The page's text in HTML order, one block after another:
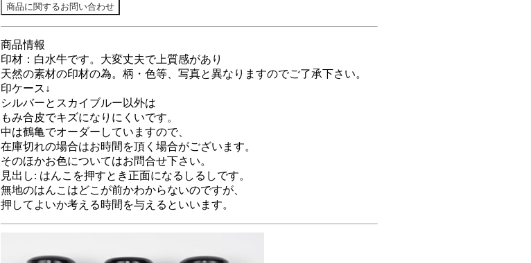
商品情報
印材：白水牛です。大変丈夫で上質感があり
天然の素材の印材の為。柄・色等、写真と異なりますのでご了承下さい。
印ケース↓
シルバーとスカイブルー以外は
もみ合皮でキズになりにくいです。
中は鶴亀でオーダーしていますので、
在庫切れの場合はお時間を頂く場合がございます。
そのほかお色についてはお問合せ下さい。
見出し: はんこを押すとき正面になるしるしです。
無地のはんこはどこが前かわからないのですが、
押してよいか考える時間を与えるといいます。